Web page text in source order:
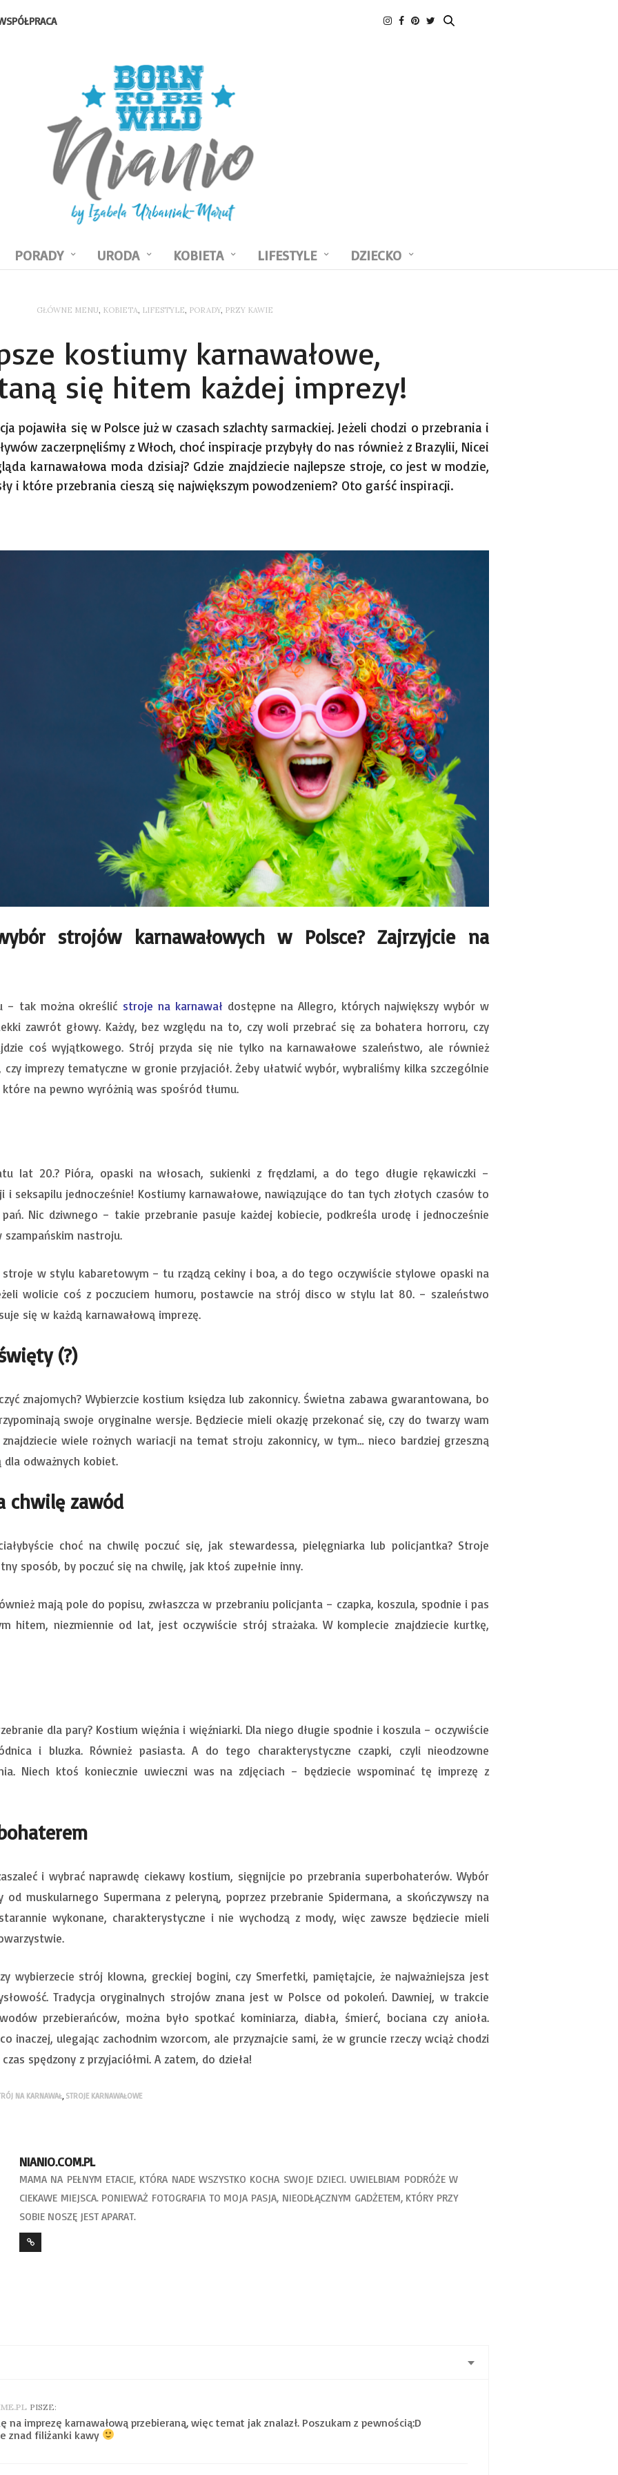
PORADY URODA KOBIETA LIFESTYLE DZIECKO
GŁÓWNE MENU, KOBIETA, LIFESTYLE, PORADY, PRZY KAWIE
kostiumy karnawałowe,
się hitem każdej imprezy!
pojawiła się w Polsce już w czasach szlachty sarmackiej. Jeżeli chodzi o przebrania i
zaczerpnęliśmy z Włoch, choć inspiracje przybyły do nas również z Brazylii, Nicei
karnawałowa moda dzisiaj? Gdzie znajdziecie najlepsze stroje, co jest w modzie,
i które przebrania cieszą się największym powodzeniem? Oto garść inspiracji.
strojów karnawałowych w Polsce? Zajrzyjcie na
– tak można określić stroje na karnawał dostępne na Allegro, których największy wybór w
zawrót głowy. Każdy, bez względu na to, czy woli przebrać się za bohatera horroru, czy
coś wyjątkowego. Strój przyda się nie tylko na karnawałowe szaleństwo, ale również
imprezy tematyczne w gronie przyjaciół. Żeby ułatwić wybór, wybraliśmy kilka szczególnie
na pewno wyróżnią was spośród tłumu.
lat 20.? Pióra, opaski na włosach, sukienki z frędzlami, a do tego długie rękawiczki –
i seksapilu jednocześnie! Kostiumy karnawałowe, nawiązujące do tan tych złotych czasów to
Nic dziwnego – takie przebranie pasuje każdej kobiecie, podkreśla urodę i jednocześnie
nastroju.
w stylu kabaretowym – tu rządzą cekiny i boa, a do tego oczywiście stylowe opaski na
wolicie coś z poczuciem humoru, postawcie na strój disco w stylu lat 80. – szaleństwo
się w każdą karnawałową imprezę.
(?)
znajomych? Wybierzcie kostium księdza lub zakonnicy. Świetna zabawa gwarantowana, bo
swoje oryginalne wersje. Będziecie mieli okazję przekonać się, czy do twarzy wam
wiele rożnych wariacji na temat stroju zakonnicy, w tym… nieco bardziej grzeszną
dla odważnych kobiet.
chwilę zawód
choć na chwilę poczuć się, jak stewardessa, pielęgniarka lub policjantka? Stroje
sposób, by poczuć się na chwilę, jak ktoś zupełnie inny.
mają pole do popisu, zwłaszcza w przebraniu policjanta – czapka, koszula, spodnie i pas
hitem, niezmiennie od lat, jest oczywiście strój strażaka. W komplecie znajdziecie kurtkę,
dla pary? Kostium więźnia i więźniarki. Dla niego długie spodnie i koszula – oczywiście
i bluzka. Również pasiasta. A do tego charakterystyczne czapki, czyli nieodzowne
Niech ktoś koniecznie uwieczni was na zdjęciach – będziecie wspominać tę imprezę z
i wybrać naprawdę ciekawy kostium, sięgnijcie po przebrania superbohaterów. Wybór
od muskularnego Supermana z peleryną, poprzez przebranie Spidermana, a skończywszy na
wykonane, charakterystyczne i nie wychodzą z mody, więc zawsze będziecie mieli
wybierzecie strój klowna, greckiej bogini, czy Smerfetki, pamiętajcie, że najważniejsza jest
Tradycja oryginalnych strojów znana jest w Polsce od pokoleń. Dawniej, w trakcie
przebierańców, można było spotkać kominiarza, diabła, śmierć, bociana czy anioła.
inaczej, ulegając zachodnim wzorcom, ale przyznajcie sami, że w gruncie rzeczy wciąż chodzi
spędzony z przyjaciółmi. A zatem, do dzieła!
NA KARNAWAŁ STROJE KARNAWAŁOWE
NIANIO.COM.PL
MAMA NA PEŁNYM ETACIE, KTÓRA NADE WSZYSTKO KOCHA SWOJE DZIECI. UWIELBIAM PODRÓŻE W
CIEKAWE MIEJSCA. PONIEWAŻ FOTOGRAFIA TO MOJA PASJA, NIEODŁĄCZNYM GADŻETEM, KTÓRY PRZY
SOBIE NOSZĘ JEST APARAT.
PISZE:
na imprezę karnawałową przebieraną, więc temat jak znalazł. Poszukam z pewnością:D
znad filiżanki kawy